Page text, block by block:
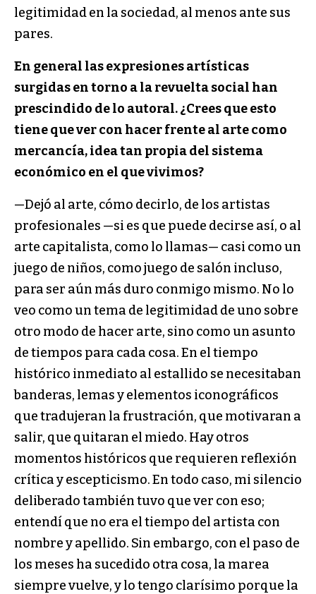
legitimidad en la sociedad, al menos ante sus
pares.
En general las expresiones artísticas
surgidas en torno a la revuelta social han
prescindido de lo autoral. ¿Crees que esto
tiene que ver con hacer frente al arte como
mercancía, idea tan propia del sistema
económico en el que vivimos?
—Dejó al arte, cómo decirlo, de los artistas
profesionales —si es que puede decirse así, o al
arte capitalista, como lo llamas— casi como un
juego de niños, como juego de salón incluso,
para ser aún más duro conmigo mismo. No lo
veo como un tema de legitimidad de uno sobre
otro modo de hacer arte, sino como un asunto
de tiempos para cada cosa. En el tiempo
histórico inmediato al estallido se necesitaban
banderas, lemas y elementos iconográficos
que tradujeran la frustración, que motivaran a
salir, que quitaran el miedo. Hay otros
momentos históricos que requieren reflexión
crítica y escepticismo. En todo caso, mi silencio
deliberado también tuvo que ver con eso;
entendí que no era el tiempo del artista con
nombre y apellido. Sin embargo, con el paso de
los meses ha sucedido otra cosa, la marea
siempre vuelve, y lo tengo clarísimo porque la